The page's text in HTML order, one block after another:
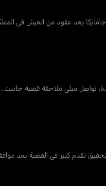
بعد عقود من العيش في
تواصل ميلي ملاحقة قضية
تقدم كبير في القضية بعد